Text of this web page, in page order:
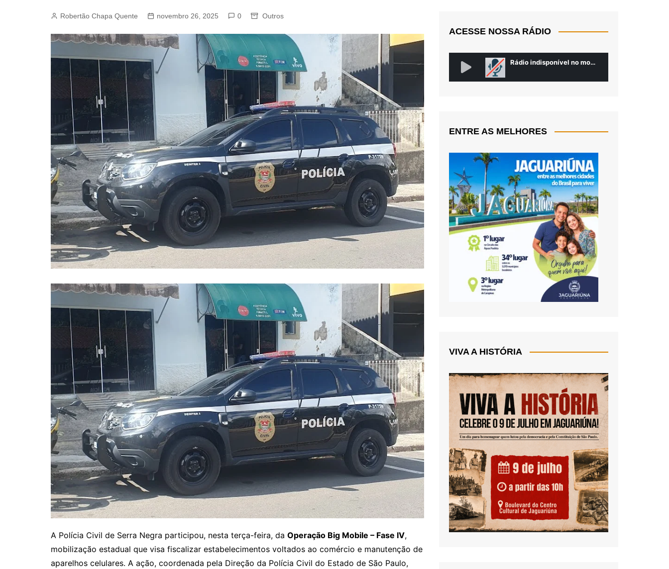
MOGI MIRIM
PAULÍNIA
PEDREIRA
RIBEIRÃO PRETO
Robertão Chapa Quente novembro 26, 2025 0 Outros
A Polícia Civil de Serra Negra participou, nesta terça-feira, da Operação Big Mobile – Fase IV,
mobilização estadual que visa fiscalizar estabelecimentos voltados ao comércio e manutenção de
aparelhos celulares. A ação, coordenada pela Direção da Polícia Civil do Estado de São Paulo,
ACESSE NOSSA RÁDIO
ENTRE AS MELHORES
VIVA A HISTÓRIA